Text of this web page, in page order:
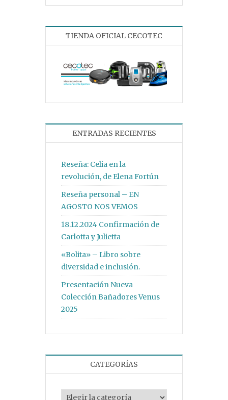
TIENDA OFICIAL CECOTEC
ENTRADAS RECIENTES
Reseña: Celia en la
revolución, de Elena Fortún
Reseña personal – EN
AGOSTO NOS VEMOS
18.12.2024 Confirmación de
Carlotta y Julietta
«Bolita» – Libro sobre
diversidad e inclusión.
Presentación Nueva
Colección Bañadores Venus
2025
CATEGORÍAS
Categorías